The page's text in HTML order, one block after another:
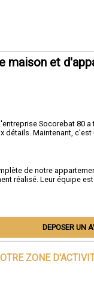
maison et
Socorebat 80
détails. Maintenant,
de notre
réalisé. Leur équipe
DEPOSER UN
ZONE